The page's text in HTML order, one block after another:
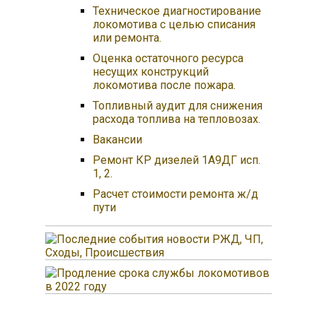
Техническое диагностирование
локомотива с целью списания
или ремонта.
Оценка остаточного ресурса
несущих конструкций
локомотива после пожара.
Топливный аудит для снижения
расхода топлива на тепловозах.
Вакансии
Ремонт КР дизелей 1А9ДГ исп.
1, 2.
Расчет стоимости ремонта ж/д
пути